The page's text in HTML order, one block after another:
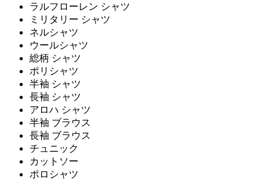
ラルフローレン シャツ
ミリタリー シャツ
ネルシャツ
ウールシャツ
総柄 シャツ
ポリシャツ
半袖 シャツ
長袖 シャツ
アロハ シャツ
半袖 ブラウス
長袖 ブラウス
チュニック
カットソー
ポロシャツ